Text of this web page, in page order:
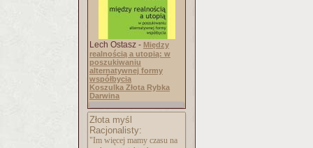
Lech Ostasz - Między
realnością a utopią: w
poszukiwaniu
alternatywnej formy
współbycia
Koszulka Złota Rybka
Darwina
Złota myśl
Racjonalisty:
"Im więcej mamy czasu na